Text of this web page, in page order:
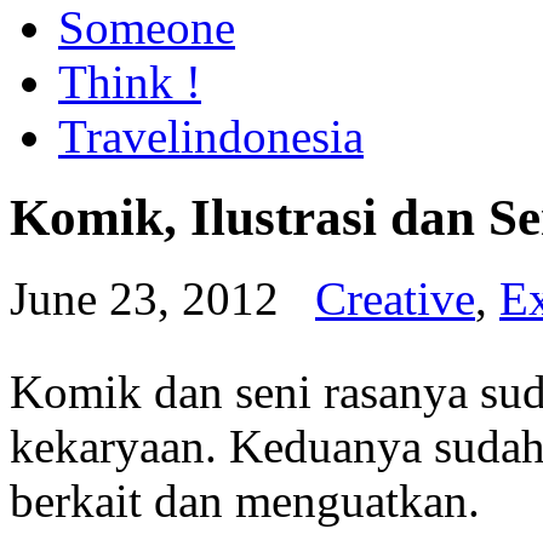
Someone
Think !
Travelindonesia
Komik, Ilustrasi dan
June 23, 2012 Creative,
Komik dan seni rasanya
kekaryaan. Keduanya
berkait dan menguatkan.